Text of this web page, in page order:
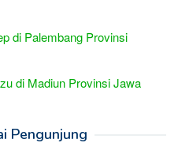
di Palembang Provinsi
di Madiun Provinsi Jawa
Pengunjung